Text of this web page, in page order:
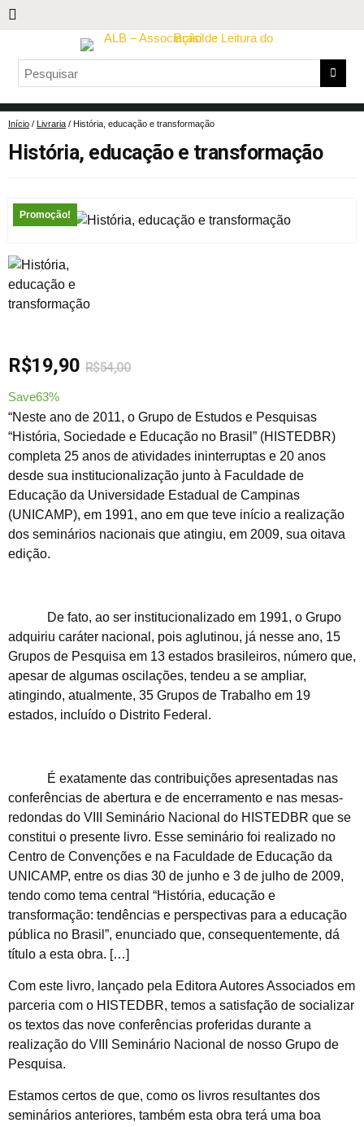
Início / Livraria / História, educação e transformação
História, educação e transformação
Promoção!
R$54,00
R$19,90
Save63%
“Neste ano de 2011, o Grupo de Estudos e Pesquisas
“História, Sociedade e Educação no Brasil” (HISTEDBR)
completa 25 anos de atividades ininterruptas e 20 anos
desde sua institucionalização junto à Faculdade de
Educação da Universidade Estadual de Campinas
(UNICAMP), em 1991, ano em que teve início a realização
dos seminários nacionais que atingiu, em 2009, sua oitava
edição.
De fato, ao ser institucionalizado em 1991, o Grupo
adquiriu caráter nacional, pois aglutinou, já nesse ano, 15
Grupos de Pesquisa em 13 estados brasileiros, número que,
apesar de algumas oscilações, tendeu a se ampliar,
atingindo, atualmente, 35 Grupos de Trabalho em 19
estados, incluído o Distrito Federal.
É exatamente das contribuições apresentadas nas
conferências de abertura e de encerramento e nas mesas-
redondas do VIII Seminário Nacional do HISTEDBR que se
constitui o presente livro. Esse seminário foi realizado no
Centro de Convenções e na Faculdade de Educação da
UNICAMP, entre os dias 30 de junho e 3 de julho de 2009,
tendo como tema central “História, educação e
transformação: tendências e perspectivas para a educação
pública no Brasil”, enunciado que, consequentemente, dá
título a esta obra. […]
Com este livro, lançado pela Editora Autores Associados em
parceria com o HISTEDBR, temos a satisfação de socializar
os textos das nove conferências proferidas durante a
realização do VIII Seminário Nacional de nosso Grupo de
Pesquisa.
Estamos certos de que, como os livros resultantes dos
seminários anteriores, também esta obra terá uma boa